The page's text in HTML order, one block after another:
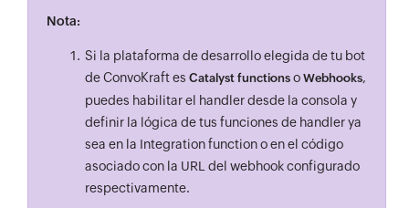
Nota:
Si la plataforma de desarrollo elegida de tu bot
de ConvoKraft es Catalyst functions o Webhooks,
puedes habilitar el handler desde la consola y
definir la lógica de tus funciones de handler ya
sea en la Integration function o en el código
asociado con la URL del webhook configurado
respectivamente.